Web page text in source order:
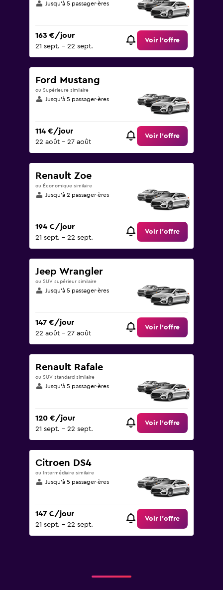
Jusqu’à 5 passager·ères
163 €/jour
21 sept. - 22 sept.
Voir l’offre
Ford Mustang
ou Supérieure similaire
Jusqu’à 5 passager·ères
114 €/jour
22 août - 27 août
Voir l’offre
Renault Zoe
ou Économique similaire
Jusqu’à 2 passager·ères
194 €/jour
21 sept. - 22 sept.
Voir l’offre
Jeep Wrangler
ou SUV supérieur similaire
Jusqu’à 5 passager·ères
147 €/jour
22 août - 27 août
Voir l’offre
Renault Rafale
ou SUV standard similaire
Jusqu’à 5 passager·ères
120 €/jour
21 sept. - 22 sept.
Voir l’offre
Citroen DS4
ou Intermédiaire similaire
Jusqu’à 5 passager·ères
147 €/jour
21 sept. - 22 sept.
Voir l’offre